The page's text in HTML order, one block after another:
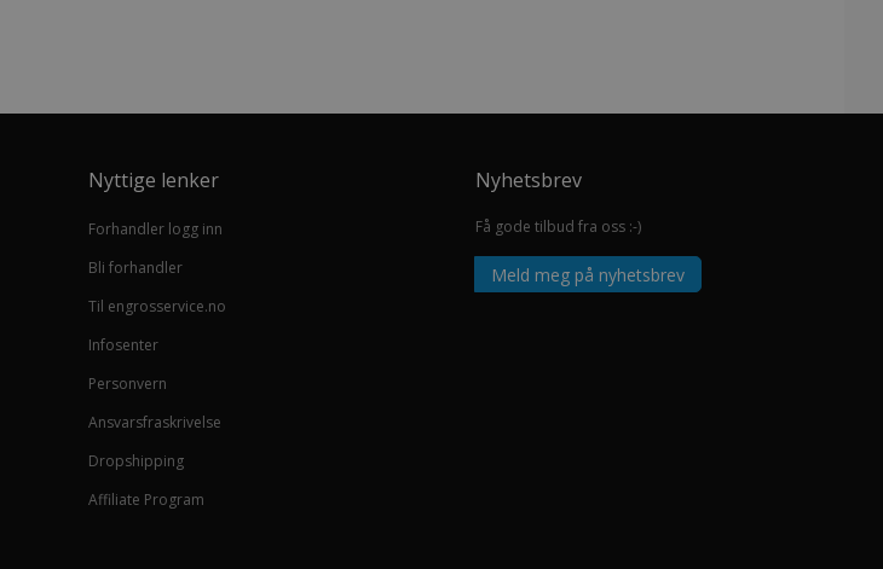
Nyttige lenker
Forhandler logg inn
Bli forhandler
Til engrosservice.no
Infosenter
Personvern
Ansvarsfraskrivelse
Dropshipping
Affiliate Program
Nyhetsbrev
Få gode tilbud fra oss :-)
Meld meg på nyhetsbrev